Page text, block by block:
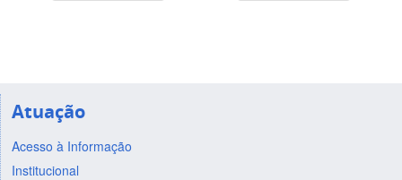
Atuação
Acesso à Informação
Institucional